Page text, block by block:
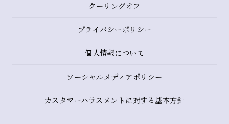
クーリングオフ
プライバシーポリシー
個人情報について
ソーシャルメディアポリシー
カスタマーハラスメントに対する基本方針